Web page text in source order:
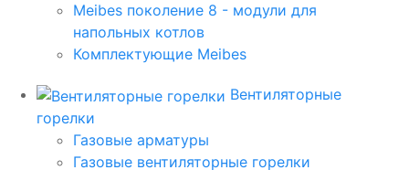
Meibes поколение 8 - модули для
напольных котлов
Комплектующие Meibes
Вентиляторные
горелки
Газовые арматуры
Газовые вентиляторные горелки